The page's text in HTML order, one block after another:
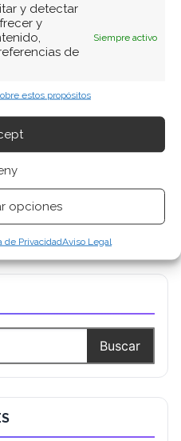
y detectar
y
de
Siempre activo
estos propósitos
opciones
de PrivacidadAviso Legal